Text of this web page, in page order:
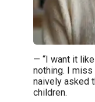
— “I want it
nothing. I miss
naively asked
children.